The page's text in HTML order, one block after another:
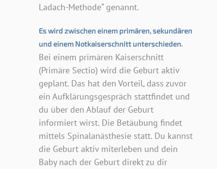
Ladach-Methode“ genannt.
Es wird zwischen einem primären, sekundären
und einem Notkaiserschnitt unterschieden.
Bei einem primären Kaiserschnitt
(Primäre Sectio) wird die Geburt aktiv
geplant. Das hat den Vorteil, dass zuvor
ein Aufklärungsgespräch stattfindet und
du über den Ablauf der Geburt
informiert wirst. Die Betäubung findet
mittels Spinalanästhesie statt. Du kannst
die Geburt aktiv miterleben und dein
Baby nach der Geburt direkt zu dir